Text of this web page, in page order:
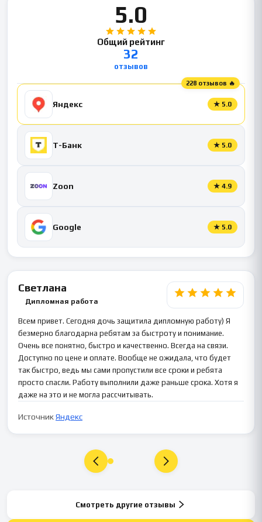
5.0
Общий рейтинг
32
отзывов
228 отзывов 🔥
Яндекс ★ 5.0
Т-Банк ★ 5.0
Zoon ★ 4.9
Google ★ 5.0
Светлана
Дипломная работа
Всем привет. Сегодня дочь защитила дипломную работу) Я
безмерно благодарна ребятам за быстроту и понимание.
Очень все понятно, быстро и качественно. Всегда на связи.
Доступно по цене и оплате. Вообще не ожидала, что будет
так быстро, ведь мы сами пропустили все сроки и ребята
просто спасли. Работу выполнили даже раньше срока. Хотя я
даже на это и не могла рассчитывать.
ИсточникЯндекс
Смотреть другие отзывы